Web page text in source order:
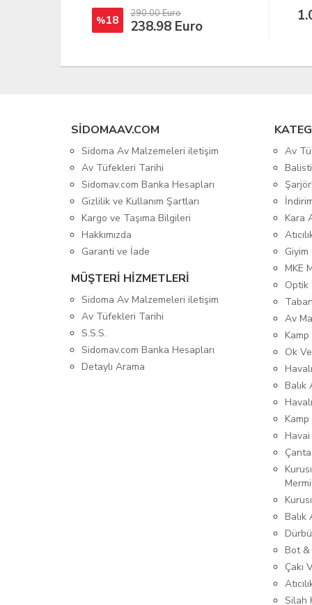
1.088,61 TL
SIDOMAAV.COM
Sidoma Av Malzemeleri iletişim
Av Tüfekleri Tarihi
Sidomav.com Banka Hesapları
Gizlilik ve Kullanım Şartları
Kargo ve Taşıma Bilgileri
Hakkımızda
Garanti ve İade
MÜŞTERİ HİZMETLERİ
Sidoma Av Malzemeleri iletişim
Av Tüfekleri Tarihi
S.S.S.
Sidomav.com Banka Hesapları
Detaylı Arama
Av
Kara
Giyim
MKE
Optik
Av
Ok
Balık
Balık
Bot &
Çakı
Silah